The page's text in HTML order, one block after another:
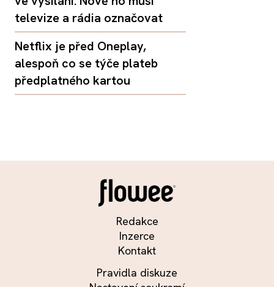
televize a rádia označovat
Netflix je před Oneplay,
alespoň co se týče plateb
předplatného kartou
Redakce
Inzerce
Kontakt
Pravidla diskuze